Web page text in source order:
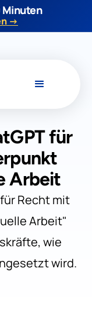
→
für
Arbeit
Recht mit
Arbeit"
wie
wird.